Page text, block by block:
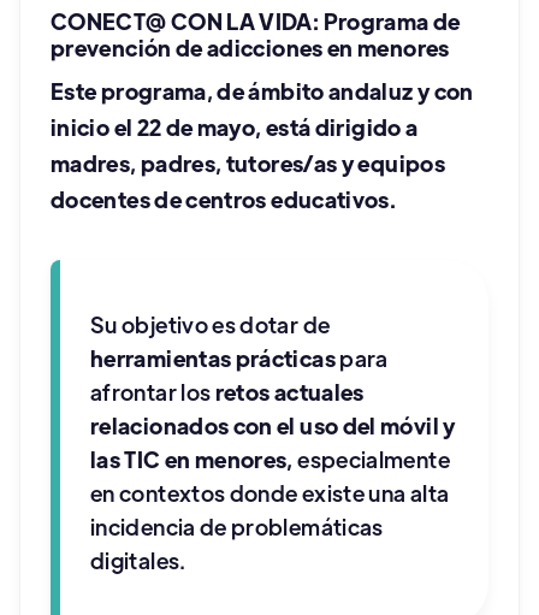
CONECT@ CON LA VIDA: Programa de
prevención de adicciones en menores
Este programa, de ámbito andaluz y con
inicio el 22 de mayo, está dirigido a
madres, padres, tutores/as y equipos
docentes de centros educativos.
Su objetivo es dotar de
herramientas prácticaspara
afrontar losretos actuales
relacionados con el uso del móvil y
las TIC en menores, especialmente
en contextos donde existe una alta
incidencia de problemáticas
digitales.